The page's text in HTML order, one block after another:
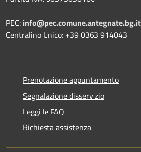
PEC: info@pec.comune.antegnate.bg.it
Centralino Unico: +39 0363 914043
Prenotazione appuntamento
Segnalazione disservizio
Leggi le FAQ
Richiesta assistenza